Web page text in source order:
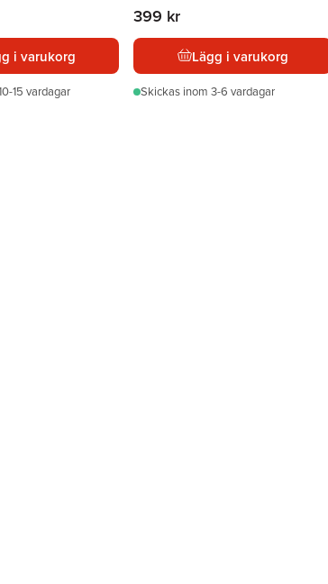
i varukorg
15 vardagar
399 kr
Lägg i varukorg
Skickas inom 3-6 vardagar